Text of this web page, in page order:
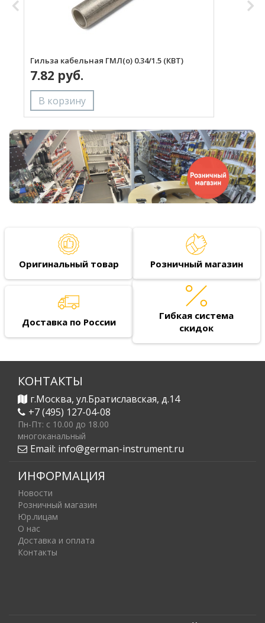
Гильза кабельная ГМЛ(о) 0.34/1.5 (КВТ)
7.82 руб.
Оригинальный товар Розничный магазин
Доставка по России
Гибкая система
скидок
КОНТАКТЫ
г.Москва, ул.Братиславская, д.14
+7 (495) 127-04-08
Пн-Пт: c 10.00 до 18.00
многоканальный
Email: info@german-instrument.ru
ИНФОРМАЦИЯ
Новости
Розничный магазин
Юр.лицам
О нас
Доставка и оплата
Контакты